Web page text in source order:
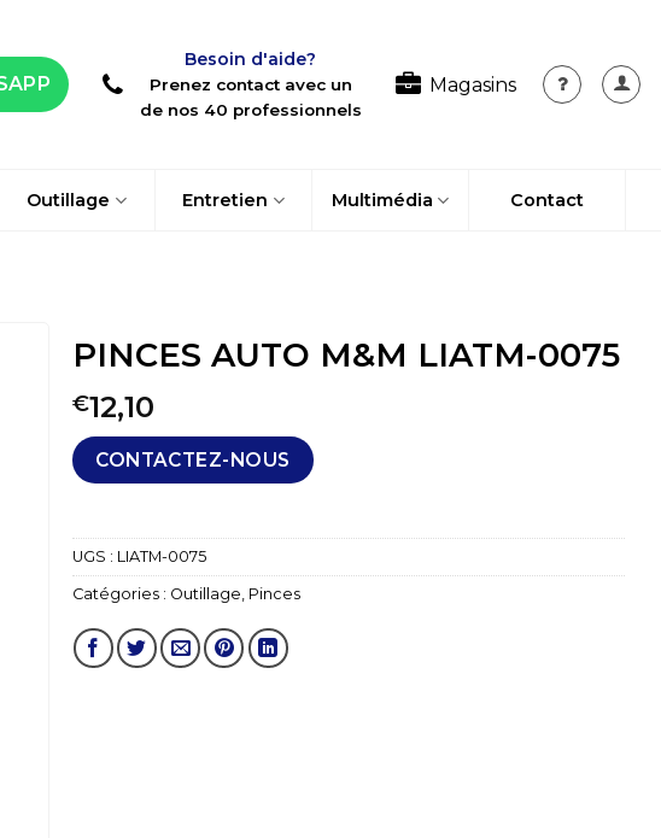
Besoin d'aide?
Prenez contact avec un
de nos 40 professionnels
Magasins
Outillage Entretien Multimédia Contact
PINCES AUTO M&M LIATM-0075
€12,10
CONTACTEZ-NOUS
UGS : LIATM-0075
Catégories : Outillage, Pinces